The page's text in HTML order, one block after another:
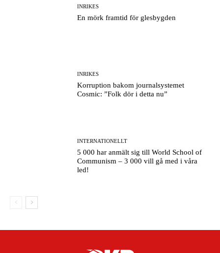
INRIKES
En mörk framtid för glesbygden
INRIKES
Korruption bakom journalsystemet
Cosmic: ”Folk dör i detta nu”
INTERNATIONELLT
5 000 har anmält sig till World School of
Communism – 3 000 vill gå med i våra
led!